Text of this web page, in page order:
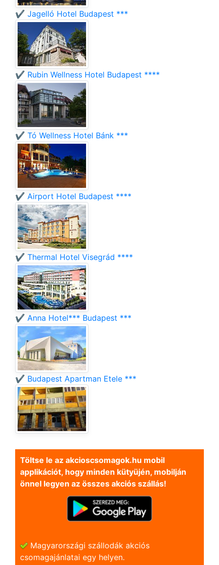
✔️ Jagelló Hotel Budapest ***
✔️ Rubin Wellness Hotel Budapest ****
✔️ Tó Wellness Hotel Bánk ***
✔️ Airport Hotel Budapest ****
✔️ Thermal Hotel Visegrád ****
✔️ Anna Hotel*** Budapest ***
✔️ Budapest Apartman Etele ***
Töltse le az akcioscsomagok.hu mobil
applikációt, hogy minden kütyüjén, mobilján
önnel legyen az összes akciós szállás!
Magyarországi szállodák akciós
csomagajánlatai egy helyen.